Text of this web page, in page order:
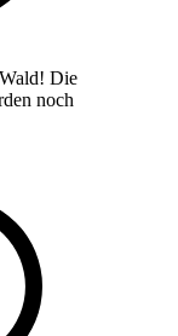
Die
noch